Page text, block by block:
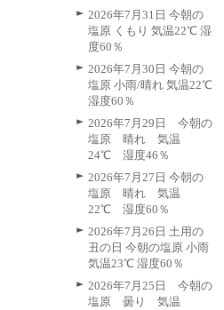
2026年7月31日 今朝の
塩原 くもり 気温22℃ 湿
度60％
2026年7月30日 今朝の
塩原 小雨/晴れ 気温22℃
湿度60％
2026年7月29日 今朝の
塩原 晴れ 気温
24℃ 湿度46％
2026年7月27日 今朝の
塩原 晴れ 気温
22℃ 湿度60％
2026年7月26日 土用の
丑の日 今朝の塩原 小雨
気温23℃ 湿度60％
2026年7月25日 今朝の
塩原 曇り 気温